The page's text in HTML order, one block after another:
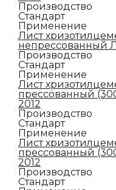
Производство
Стандарт
Применение
Лист
непрессованный
Производство
Стандарт
Применение
Лист
прессованный
2012
Производство
Стандарт
Применение
Лист
прессованный
2012
Производство
Стандарт